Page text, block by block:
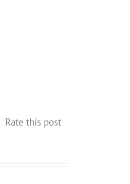
Rate this post